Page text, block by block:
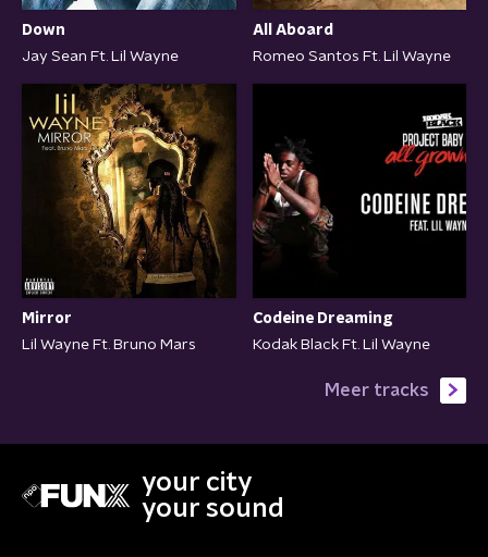
Down
Jay Sean Ft. Lil Wayne
All Aboard
Romeo Santos Ft. Lil Wayne
Mirror
Lil Wayne Ft. Bruno Mars
Codeine Dreaming
Kodak Black Ft. Lil Wayne
Meer tracks
your city
your sound